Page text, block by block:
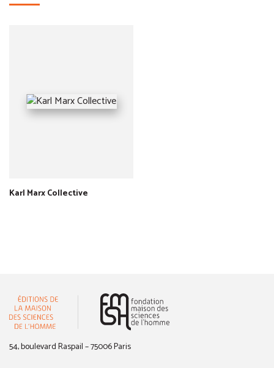
Karl Marx Collective
54, boulevard Raspail – 75006 Paris